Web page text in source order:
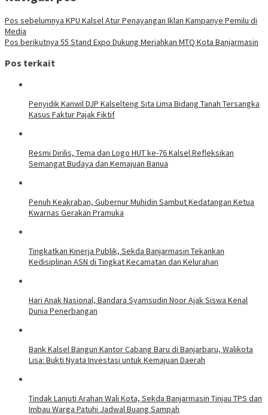
Pos sebelumnya KPU Kalsel Atur Penayangan Iklan Kampanye Pemilu di
Media
Pos berikutnya 55 Stand Expo Dukung Meriahkan MTQ Kota Banjarmasin
Pos terkait
Penyidik Kanwil DJP Kalselteng Sita Lima Bidang Tanah Tersangka
Kasus Faktur Pajak Fiktif
Resmi Dirilis, Tema dan Logo HUT ke-76 Kalsel Refleksikan
Semangat Budaya dan Kemajuan Banua
Penuh Keakraban, Gubernur Muhidin Sambut Kedatangan Ketua
Kwarnas Gerakan Pramuka
Tingkatkan Kinerja Publik, Sekda Banjarmasin Tekankan
Kedisiplinan ASN di Tingkat Kecamatan dan Kelurahan
Hari Anak Nasional, Bandara Syamsudin Noor Ajak Siswa Kenal
Dunia Penerbangan
Bank Kalsel Bangun Kantor Cabang Baru di Banjarbaru, Walikota
Lisa: Bukti Nyata Investasi untuk Kemajuan Daerah
Tindak Lanjuti Arahan Wali Kota, Sekda Banjarmasin Tinjau TPS dan
Imbau Warga Patuhi Jadwal Buang Sampah